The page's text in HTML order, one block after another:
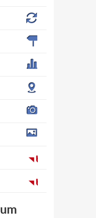
do wystąpienia
silne...